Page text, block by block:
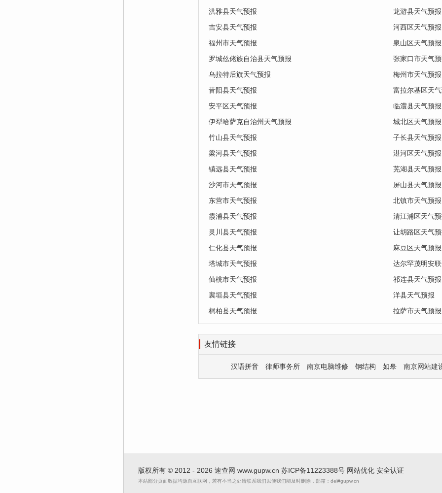
洪雅县天气预报
龙游县天气预报
吉安县天气预报
河西区天气预报
福州市天气预报
泉山区天气预报
罗城仫佬族自治县天气预报
张家口市天气
乌拉特后旗天气预报
梅州市天气预报
昔阳县天气预报
富拉尔基区天
安平区天气预报
临澧县天气预报
伊犁哈萨克自治州天气预报
城北区天气预报
竹山县天气预报
子长县天气预报
梁河县天气预报
湛河区天气预报
镇远县天气预报
芜湖县天气预报
沙河市天气预报
屏山县天气预报
东营市天气预报
北镇市天气预报
霞浦县天气预报
清江浦区天气
灵川县天气预报
让胡路区天气
仁化县天气预报
麻豆区天气预报
塔城市天气预报
达尔罕茂明安
仙桃市天气预报
祁连县天气预报
襄垣县天气预报
洋县天气预报
桐柏县天气预报
拉萨市天气预报
友情链接
汉语拼音 律师事务所 南京电脑维修 钢结构 如皋 南京网站建
版权所有 © 2012 - 2026 速查网 www.gupw.cn 苏ICP备11223388号 网站优化 安全认证
本站部分页面数据均源自互联网，若有不当之处请联系我们以便我们能及时删除，邮箱：del#gupw.cn